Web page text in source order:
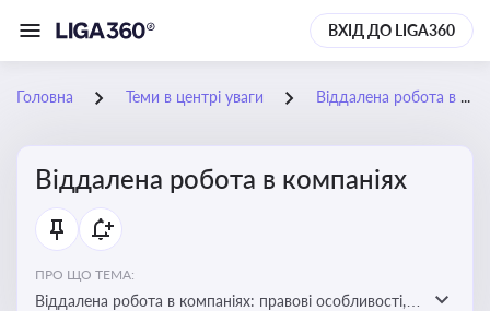
ВХІД ДО LIGA360
Головна Теми в центрі уваги Віддалена робота в компаніях
Віддалена робота в компаніях
ПРО ЩО ТЕМА:
Віддалена робота в компаніях: правові особливості,